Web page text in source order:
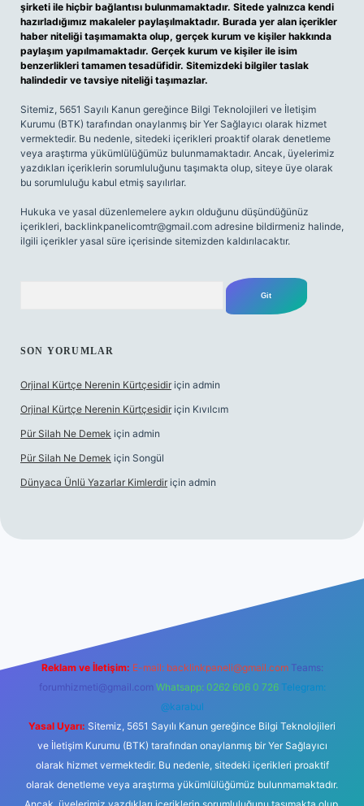
şirketi ile hiçbir bağlantısı bulunmamaktadır. Sitede yalnızca kendi
hazırladığımız makaleler paylaşılmaktadır. Burada yer alan içerikler
haber niteliği taşımamakta olup, gerçek kurum ve kişiler hakkında
paylaşım yapılmamaktadır. Gerçek kurum ve kişiler ile isim
benzerlikleri tamamen tesadüfidir. Sitemizdeki bilgiler taslak
halindedir ve tavsiye niteliği taşımazlar.
Sitemiz, 5651 Sayılı Kanun gereğince Bilgi Teknolojileri ve İletişim
Kurumu (BTK) tarafından onaylanmış bir Yer Sağlayıcı olarak hizmet
vermektedir. Bu nedenle, sitedeki içerikleri proaktif olarak denetleme
veya araştırma yükümlülüğümüz bulunmamaktadır. Ancak, üyelerimiz
yazdıkları içeriklerin sorumluluğunu taşımakta olup, siteye üye olarak
bu sorumluluğu kabul etmiş sayılırlar.
Hukuka ve yasal düzenlemelere aykırı olduğunu düşündüğünüz
içerikleri, backlinkpanelicomtr@gmail.com adresine bildirmeniz halinde,
ilgili içerikler yasal süre içerisinde sitemizden kaldırılacaktır.
SON YORUMLAR
Orjinal Kürtçe Nerenin Kürtçesidir için admin
Orjinal Kürtçe Nerenin Kürtçesidir için Kıvılcım
Pür Silah Ne Demek için admin
Pür Silah Ne Demek için Songül
Dünyaca Ünlü Yazarlar Kimlerdir için admin
Reklam ve İletişim: E-mail: backlinkpaneli@gmail.com Teams:
forumhizmeti@gmail.com Whatsapp: 0262 606 0 726 Telegram:
@karabul
Yasal Uyarı: Sitemiz, 5651 Sayılı Kanun gereğince Bilgi Teknolojileri
ve İletişim Kurumu (BTK) tarafından onaylanmış bir Yer Sağlayıcı
olarak hizmet vermektedir. Bu nedenle, sitedeki içerikleri proaktif
olarak denetleme veya araştırma yükümlülüğümüz bulunmamaktadır.